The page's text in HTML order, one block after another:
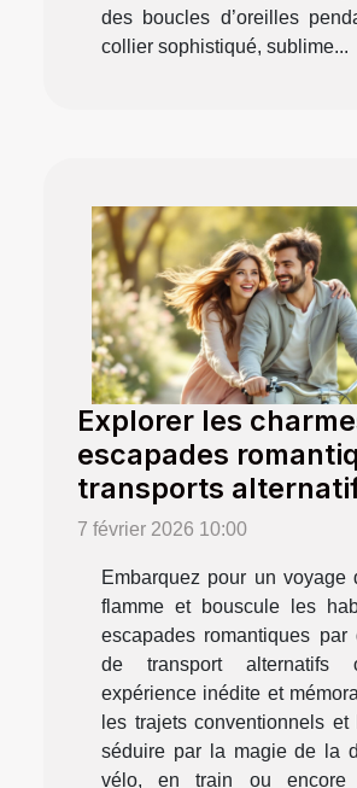
des boucles d’oreilles
collier sophistiqué, sublime...
Explorer les
escapades
transports
7 février 2026 10:00
Embarquez pour un voyage
flamme et bouscule les
escapades romantiques par
de transport alternatifs
expérience inédite et
les trajets conventionnels et
séduire par la magie de la
vélo, en train ou encore